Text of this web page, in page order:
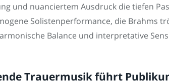
und nuanciertem Ausdruck die tiefen
Solistenperformance, die Brahms
Balance und interpretative
Trauermusik führt